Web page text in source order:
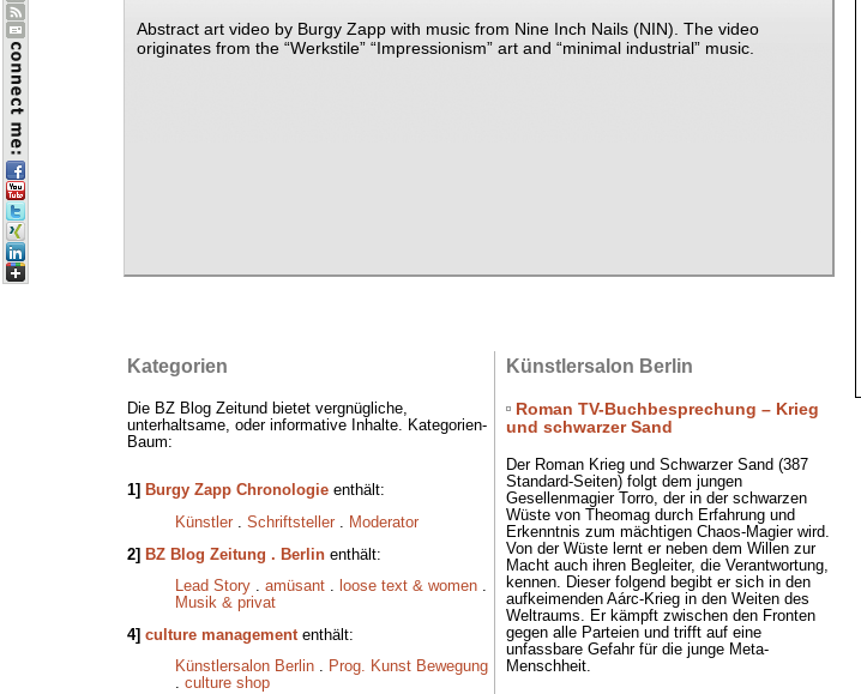
Abstract art video by Burgy Zapp with music from Nine Inch Nails (NIN). The video
originates from the “Werkstile” “Impressionism” art and “minimal industrial” music.
Kategorien
Die BZ Blog Zeitund bietet vergnügliche,
unterhaltsame, oder informative Inhalte. Kategorien-
Baum:
1] Burgy Zapp Chronologie enthält:
Künstler . Schriftsteller . Moderator
2] BZ Blog Zeitung . Berlin enthält:
Lead Story . amüsant . loose text & women .
Musik & privat
4] culture management enthält:
Künstlersalon Berlin . Prog. Kunst Bewegung
. culture shop
Künstlersalon Berlin
Roman TV-Buchbesprechung – Krieg
und schwarzer Sand
Der Roman Krieg und Schwarzer Sand (387
Standard-Seiten) folgt dem jungen
Gesellenmagier Torro, der in der schwarzen
Wüste von Theomag durch Erfahrung und
Erkenntnis zum mächtigen Chaos-Magier wird.
Von der Wüste lernt er neben dem Willen zur
Macht auch ihren Begleiter, die Verantwortung,
kennen. Dieser folgend begibt er sich in den
aufkeimenden Aárc-Krieg in den Weiten des
Weltraums. Er kämpft zwischen den Fronten
gegen alle Parteien und trifft auf eine
unfassbare Gefahr für die junge Meta-
Menschheit.